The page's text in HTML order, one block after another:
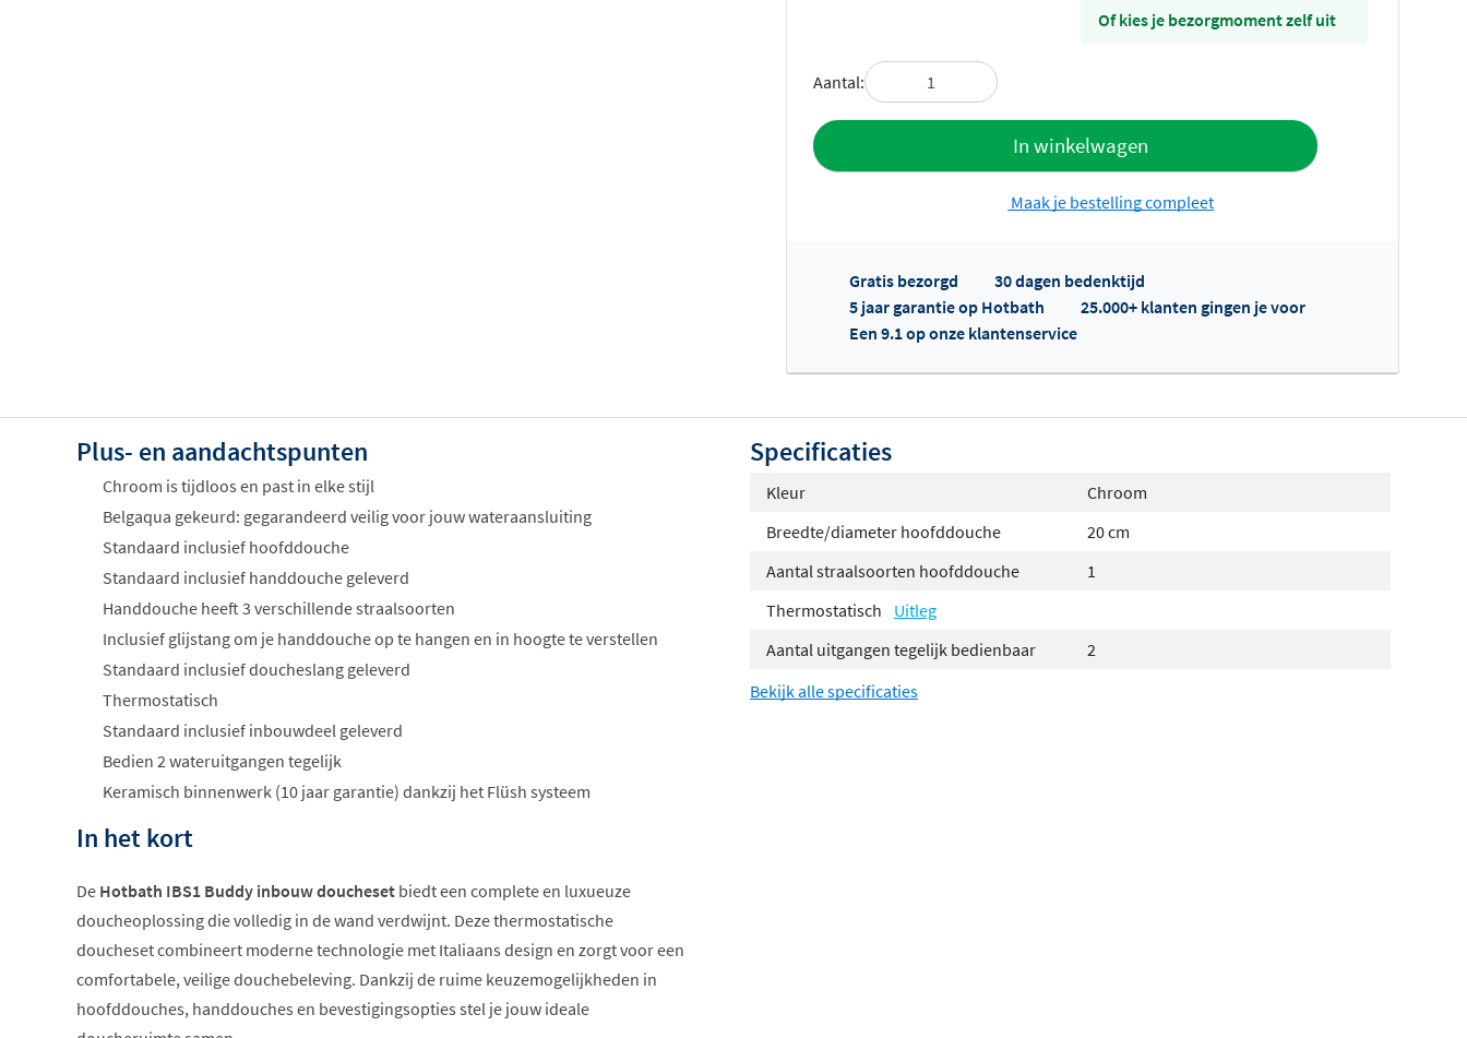
Of kies je bezorgmoment zelf uit
Aantal:
In winkelwagen
Toevoegen aan offerte
Maak je bestelling compleet
Gratis bezorgd
30 dagen bedenktijd
5 jaar garantie op Hotbath
25.000+ klanten gingen je voor
Een 9.1 op onze klantenservice
Plus- en aandachtspunten
Chroom is tijdloos en past in elke stijl
Belgaqua gekeurd: gegarandeerd veilig voor jouw wateraansluiting
Standaard inclusief hoofddouche
Standaard inclusief handdouche geleverd
Handdouche heeft 3 verschillende straalsoorten
Inclusief glijstang om je handdouche op te hangen en in hoogte te verstellen
Standaard inclusief doucheslang geleverd
Thermostatisch
Standaard inclusief inbouwdeel geleverd
Bedien 2 wateruitgangen tegelijk
Keramisch binnenwerk (10 jaar garantie) dankzij het Flüsh systeem
In het kort
De Hotbath IBS1 Buddy inbouw doucheset biedt een complete en luxueuze
doucheoplossing die volledig in de wand verdwijnt. Deze thermostatische
doucheset combineert moderne technologie met Italiaans design en zorgt voor een
comfortabele, veilige douchebeleving. Dankzij de ruime keuzemogelijkheden in
hoofddouches, handdouches en bevestigingsopties stel je jouw ideale
Specificaties
Kleur
Chroom
Breedte/diameter hoofddouche
20 cm
Aantal straalsoorten hoofddouche
1
Thermostatisch
Uitleg
Aantal uitgangen tegelijk bedienbaar
2
Bekijk alle specificaties